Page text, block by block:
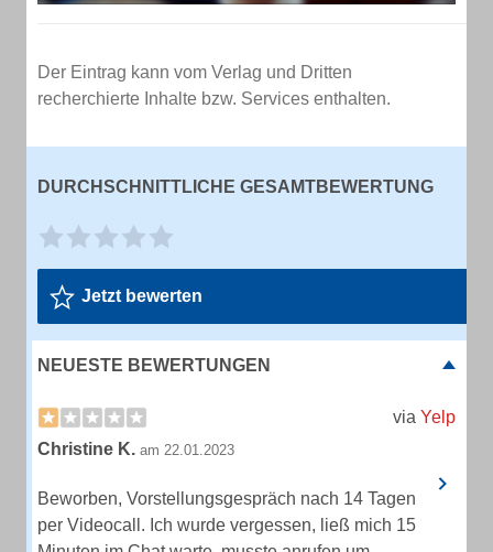
Der Eintrag kann vom Verlag und Dritten
recherchierte Inhalte bzw. Services enthalten.
DURCHSCHNITTLICHE GESAMTBEWERTUNG
Jetzt bewerten
NEUESTE BEWERTUNGEN
via Yelp
Christine K. am 22.01.2023
Beworben, Vorstellungsgespräch nach 14 Tagen
per Videocall. Ich wurde vergessen, ließ mich 15